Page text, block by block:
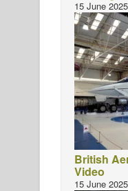
15 June 2025
British
Video
15 June 2025